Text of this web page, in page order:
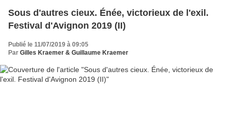
Sous d'autres cieux. Énée, victorieux de l'exil.
Festival d'Avignon 2019 (II)
Publié le 11/07/2019 à 09:05
Par Gilles Kraemer & Guillaume Kraemer